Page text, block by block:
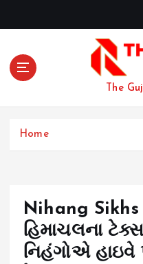
The
Home
Nihang Sikhs
હિમાચલના
નિહંગોએ હાઇવે